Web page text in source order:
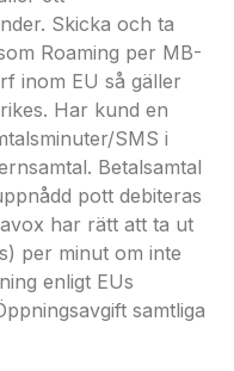
Skicka och ta
Roaming per MB-
inom EU så gäller
Har kund en
SMS i
Betalsamtal
pott debiteras
har rätt att ta ut
per minut om inte
enligt EUs
samtliga